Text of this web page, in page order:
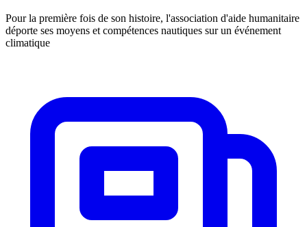
Pour la première fois de son histoire, l'association d'aide humanitaire
déporte ses moyens et compétences nautiques sur un événement
climatique